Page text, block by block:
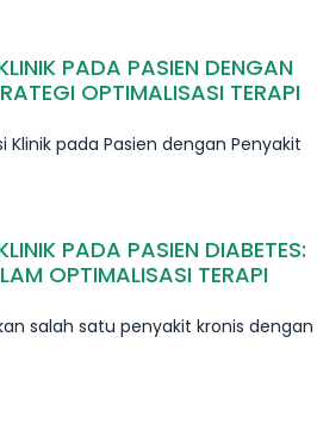
PADA PASIEN DENGAN
OPTIMALISASI TERAPI
Klinik pada Pasien dengan Penyakit
PADA PASIEN DIABETES:
OPTIMALISASI TERAPI
salah satu penyakit kronis dengan